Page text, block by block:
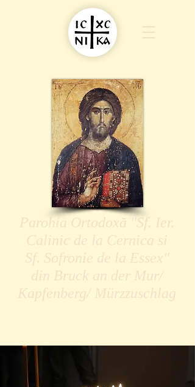
Parohia Ortodoxă "Sf. Ier.